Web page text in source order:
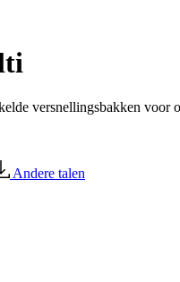
versnellingsbakken voor
Andere talen